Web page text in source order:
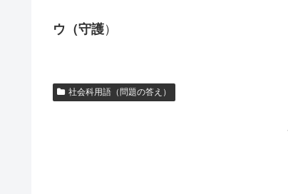
ウ（守護）
社会科用語（問題の答え）